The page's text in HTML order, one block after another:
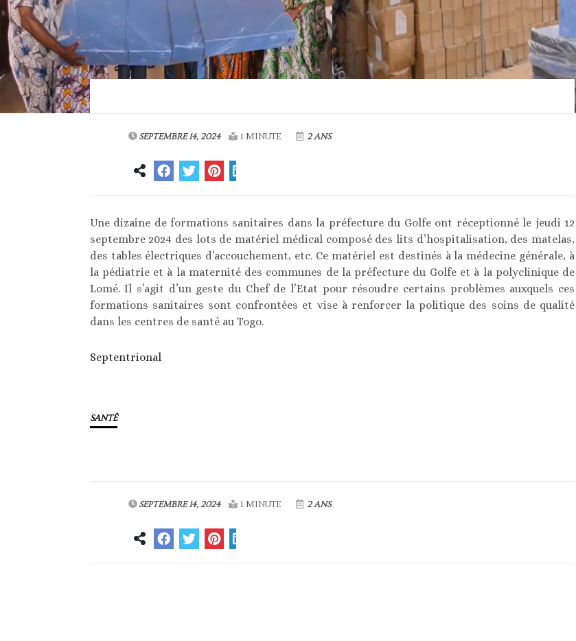
SEPTEMBRE 14, 2024 1 MINUTE 2 ANS
Une dizaine de formations sanitaires dans la préfecture du Golfe ont réceptionné le jeudi 12
septembre 2024 des lots de matériel médical composé des lits d’hospitalisation, des matelas,
des tables électriques d’accouchement, etc. Ce matériel est destinés à la médecine générale, à
la pédiatrie et à la maternité des communes de la préfecture du Golfe et à la polyclinique de
Lomé. Il s’agit d’un geste du Chef de l’Etat pour résoudre certains problèmes auxquels ces
formations sanitaires sont confrontées et vise à renforcer la politique des soins de qualité
dans les centres de santé au Togo.
Septentrional
SANTÉ
SEPTEMBRE 14, 2024 1 MINUTE 2 ANS